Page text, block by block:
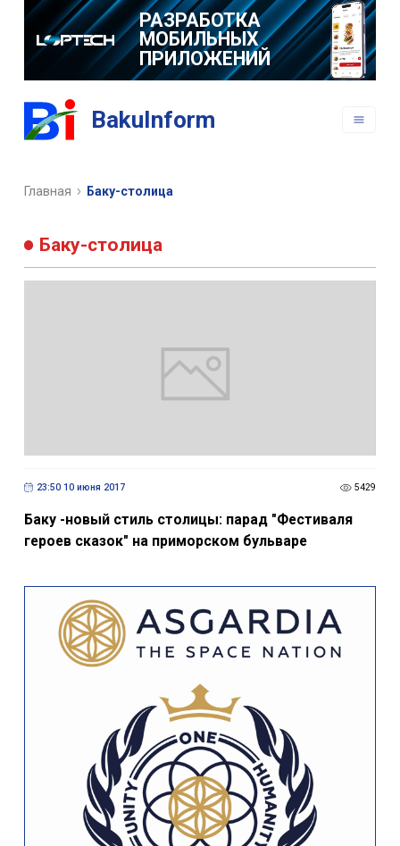
РАЗРАБОТКА
МОБИЛЬНЫХ
ПРИЛОЖЕНИЙ
BakuInform
Главная Баку-столица
Баку-столица
23:50 10 июня 2017 5429
Баку -новый стиль столицы: парад "Фестиваля
героев сказок" на приморском бульваре